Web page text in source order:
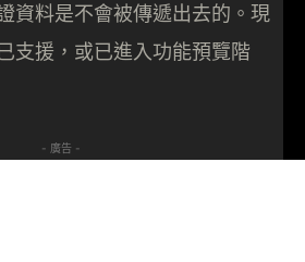
資料是不會被傳遞出去的。現
支援，或已進入功能預覽階
- 廣告 -